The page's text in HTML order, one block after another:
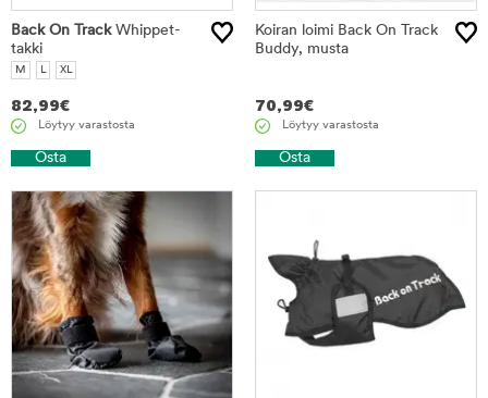
Back On TrackWhippet-
takki
M L XL
82,99€
Löytyy varastosta
Osta
Koiran loimi Back On Track
Buddy, musta
70,99€
Löytyy varastosta
Osta